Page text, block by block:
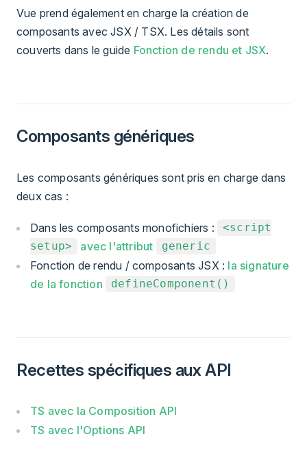
Vue prend également en charge la création de
composants avec JSX / TSX. Les détails sont
couverts dans le guide Fonction de rendu et JSX.
Composants génériques
Les composants génériques sont pris en charge dans
deux cas :
Dans les composants monofichiers :
<script
setup>
avec l'attribut generic
Fonction de rendu / composants JSX : la signature
de la fonction
defineComponent()
Recettes spécifiques aux API
TS avec la Composition API
TS avec l'Options API